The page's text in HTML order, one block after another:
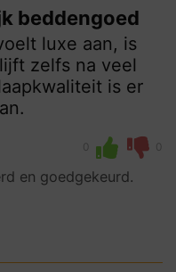
beddengoed
luxe aan, is
zelfs na veel
is er
0 0
en goedgekeurd.